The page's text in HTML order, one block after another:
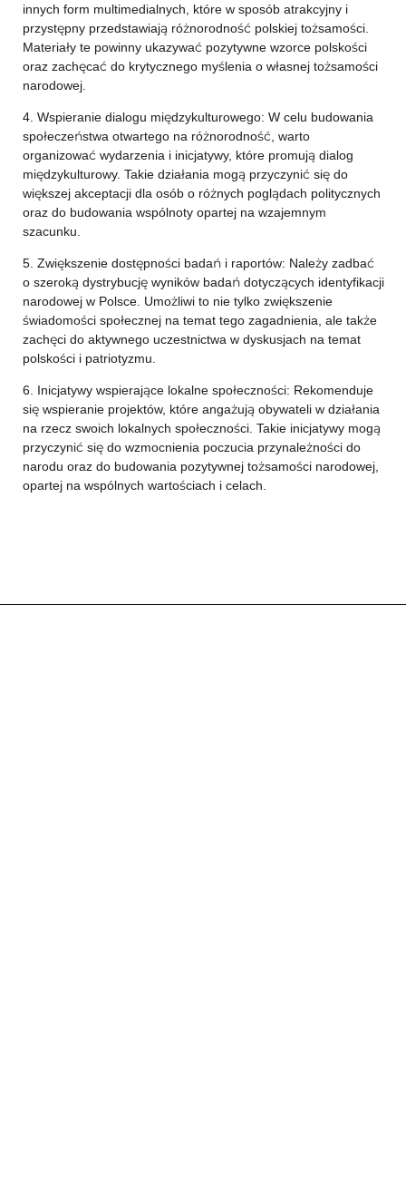
innych form multimedialnych, które w sposób atrakcyjny i
przystępny przedstawiają różnorodność polskiej tożsamości.
Materiały te powinny ukazywać pozytywne wzorce polskości
oraz zachęcać do krytycznego myślenia o własnej tożsamości
narodowej.
4. Wspieranie dialogu międzykulturowego: W celu budowania
społeczeństwa otwartego na różnorodność, warto
organizować wydarzenia i inicjatywy, które promują dialog
międzykulturowy. Takie działania mogą przyczynić się do
większej akceptacji dla osób o różnych poglądach politycznych
oraz do budowania wspólnoty opartej na wzajemnym
szacunku.
5. Zwiększenie dostępności badań i raportów: Należy zadbać
o szeroką dystrybucję wyników badań dotyczących identyfikacji
narodowej w Polsce. Umożliwi to nie tylko zwiększenie
świadomości społecznej na temat tego zagadnienia, ale także
zachęci do aktywnego uczestnictwa w dyskusjach na temat
polskości i patriotyzmu.
6. Inicjatywy wspierające lokalne społeczności: Rekomenduje
się wspieranie projektów, które angażują obywateli w działania
na rzecz swoich lokalnych społeczności. Takie inicjatywy mogą
przyczynić się do wzmocnienia poczucia przynależności do
narodu oraz do budowania pozytywnej tożsamości narodowej,
opartej na wspólnych wartościach i celach.